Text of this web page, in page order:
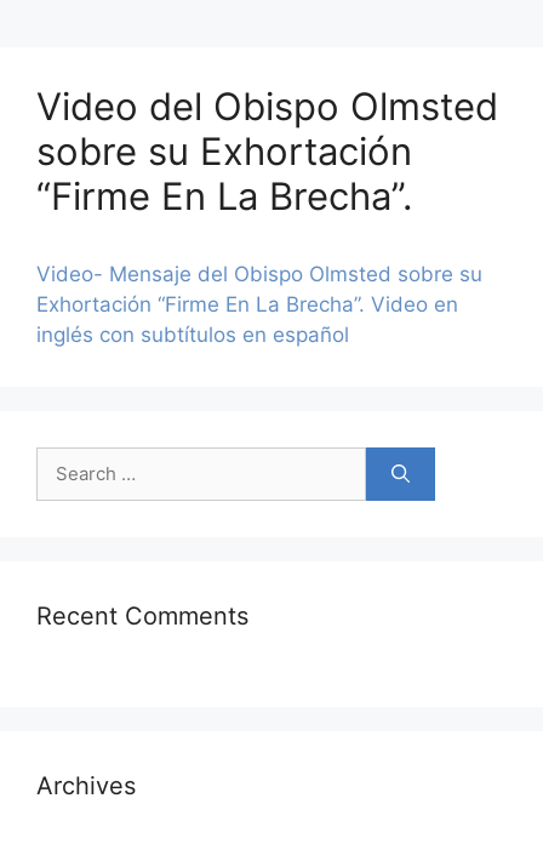
Video del Obispo Olmsted
sobre su Exhortación
“Firme En La Brecha”.
Video- Mensaje del Obispo Olmsted sobre su
Exhortación “Firme En La Brecha”. Video en
inglés con subtítulos en español
Search
Recent Comments
Archives